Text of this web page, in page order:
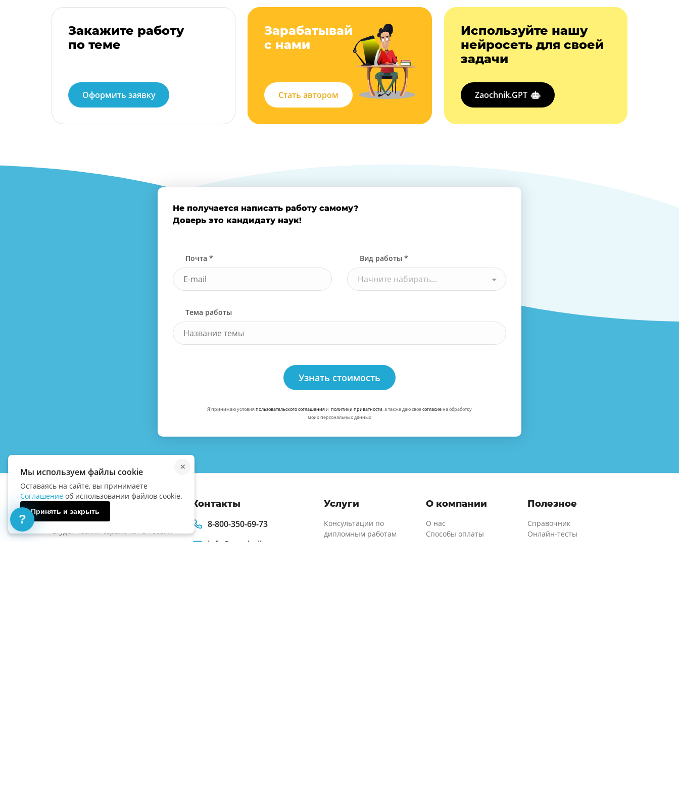
Закажите работу
по теме
Оформить заявку
Зарабатывай
с нами
Стать автором
Используйте нашу
нейросеть для своей
задачи
Zaochnik.GPT
Не получается написать работу самому?
Доверь это кандидату наук!
Почта * Вид работы *
Начните набирать...
Тема работы
Узнать стоимость
Я принимаю условияпользовательского соглашенияи политики приватности, а также даю своесогласиена обработку
моих персональных данных
Студенческий сервис №1 в России
Контакты
8-800-350-69-73
info@zaochnik.com
Услуги
Консультации по
дипломным работам
О компании
О нас
Способы оплаты
Полезное
Справочник
Онлайн-тесты
?
×
Мы используем файлы cookie
Оставаясь на сайте, вы принимаете
Соглашение об использовании файлов cookie.
Принять и закрыть